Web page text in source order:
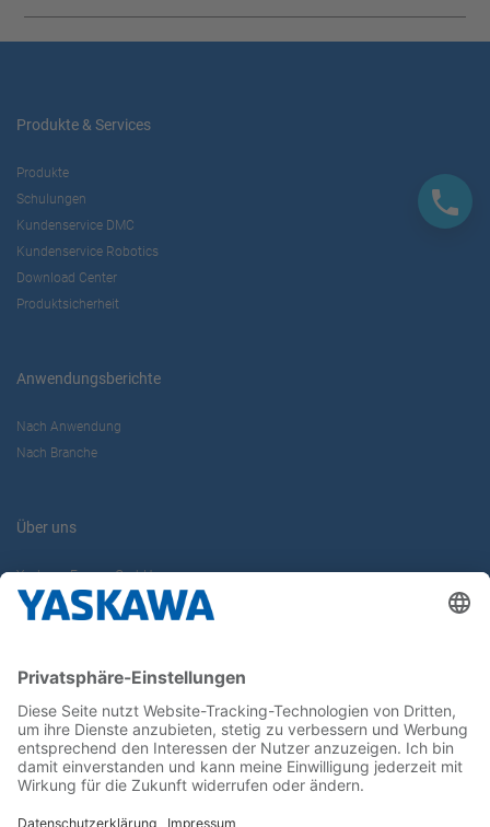
Produkte & Services
Produkte
Schulungen
Kundenservice DMC
Kundenservice Robotics
Download Center
Produktsicherheit
Anwendungsberichte
Nach Anwendung
Nach Branche
Über uns
Yaskawa Europe GmbH
Karriere
Newsletter
Follow us on...